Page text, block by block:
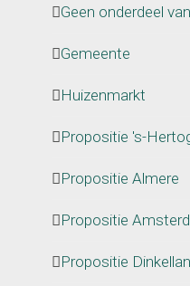
Geen onderdeel
Gemeente
Huizenmarkt
Propositie 's-
Propositie Almere
Propositie
Propositie